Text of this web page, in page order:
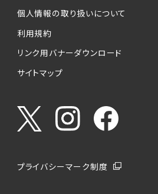
個人情報の取り扱いについて
利用規約
リンク用バナーダウンロード
サイトマップ
プライバシーマーク制度